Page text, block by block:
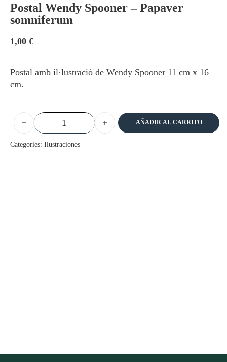
Postal Wendy Spooner – Papaver
somniferum
1,00 €
Postal amb il·lustració de Wendy Spooner 11 cm x 16
cm.
Postal Wendy Spooner - Papaver somniferum cantidad
AÑADIR AL CARRITO
Categories: Ilustraciones